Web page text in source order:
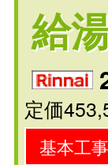
給
定価
基本工